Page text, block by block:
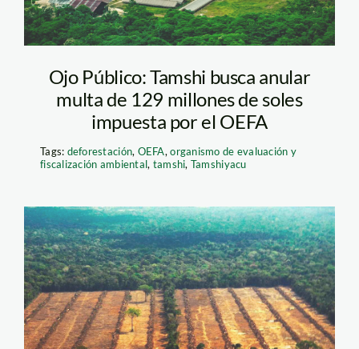
Ojo Público: Tamshi busca anular
multa de 129 millones de soles
impuesta por el OEFA
Tags: deforestación, OEFA,organismo de evaluación y
fiscalización ambiental, tamshi, Tamshiyacu
deforestacion-
menonitas—Eduardo-
Franco-Berton-(RAI)